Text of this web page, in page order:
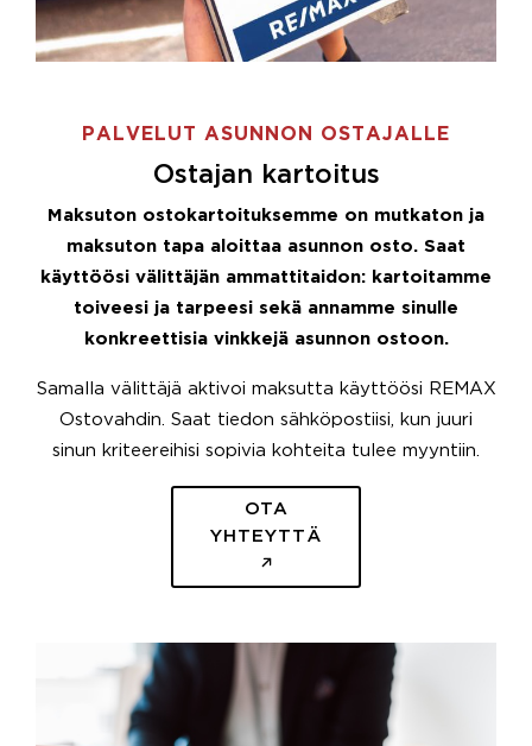
PALVELUT ASUNNON OSTAJALLE
Ostajan kartoitus
Maksuton ostokartoituksemme on mutkaton ja
maksuton tapa aloittaa asunnon osto. Saat
käyttöösi välittäjän ammattitaidon: kartoitamme
toiveesi ja tarpeesi sekä annamme sinulle
konkreettisia vinkkejä asunnon ostoon.
Samalla välittäjä aktivoi maksutta käyttöösi REMAX
Ostovahdin. Saat tiedon sähköpostiisi, kun juuri
sinun kriteereihisi sopivia kohteita tulee myyntiin.
OTA
YHTEYTTÄ